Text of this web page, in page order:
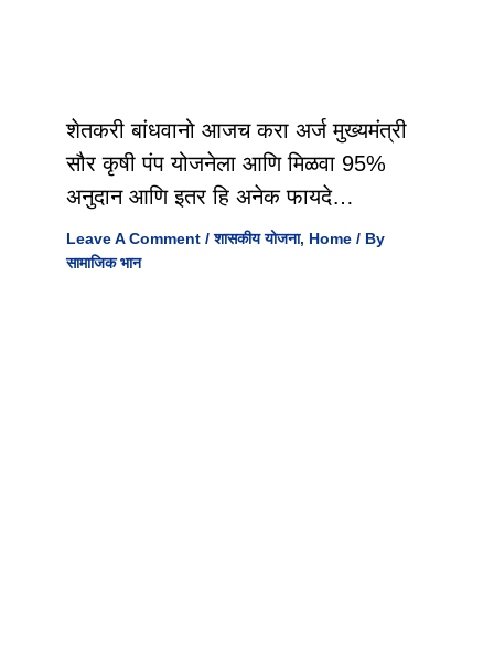
शेतकरी बांधवानो आजच करा अर्ज मुख्यमंत्री
सौर कृषी पंप योजनेला आणि मिळवा 95%
अनुदान आणि इतर हि अनेक फायदे…
Leave A Comment /शासकीय योजना, Home / By
सामाजिक भान